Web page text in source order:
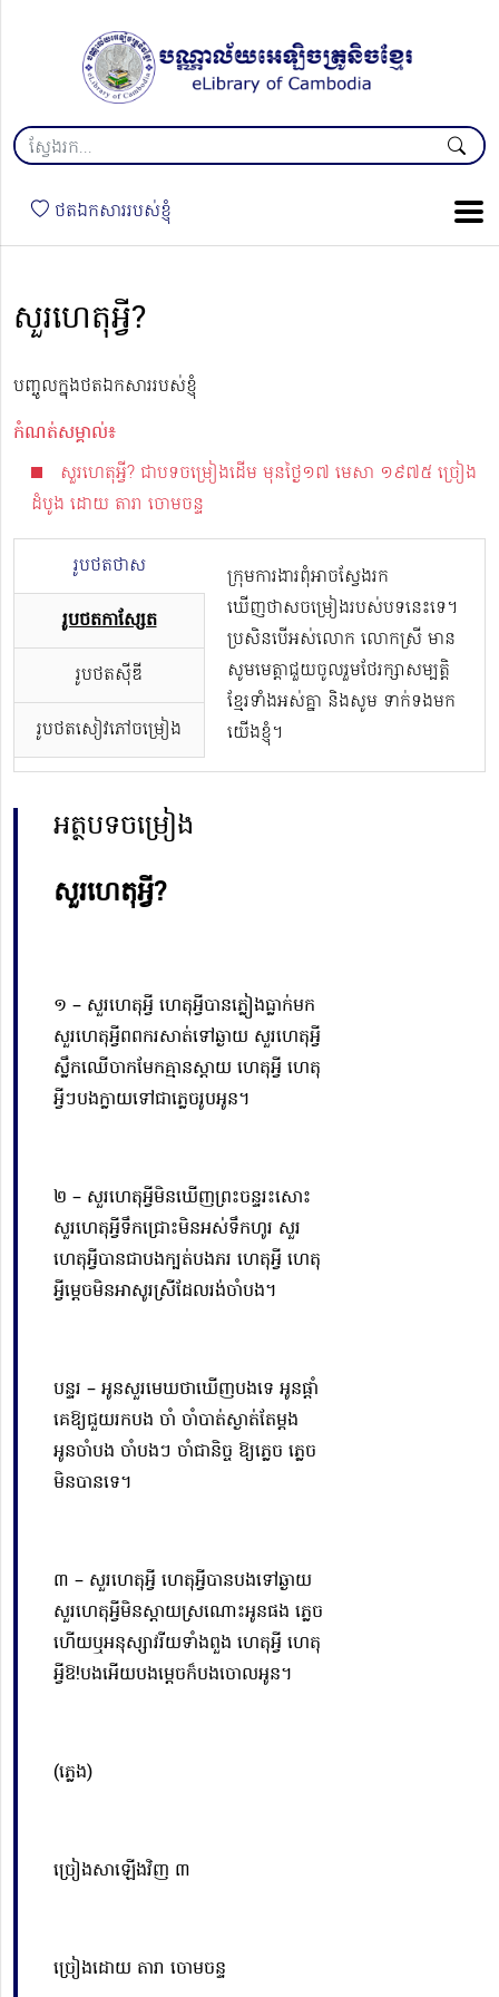
ថតឯកសាររបស់ខ្ញុំ
សួរហេតុអ្វី?
បញ្ចូលក្នុងថតឯកសាររបស់ខ្ញុំ
កំណត់សម្គាល់៖
សួរហេតុអ្វី? ជាបទចម្រៀងដើម មុនថ្ងៃ១៧ មេសា ១៩៧៥ ច្រៀង
ដំបូង ដោយ តារា ចោមចន្ទ
រូបថតថាស
រូបថតកាសែ្សត
រូបថតស៊ីឌី
រូបថតសៀវភៅចម្រៀង
ក្រុមការងារពុំអាចស្វែងរក
ឃើញថាសចម្រៀងរបស់បទនេះទេ។
ប្រសិនបើអស់លោក លោកស្រី មាន
សូមមេត្តាជួយចូលរួមថែរក្សាសម្បត្តិ
ខ្មែរទាំងអស់គ្នា និងសូម ទាក់ទងមក
យើងខ្ញុំ។
អត្ថបទចម្រៀង
សួរហេតុអ្វី?
១ – សួរហេតុអ្វី ហេតុអ្វីបានភ្លៀងធ្លាក់មក
សួរហេតុអ្វីពពករសាត់ទៅឆ្ងាយ សួរហេតុអ្វី
ស្លឹកឈើចាកមែកគ្មានស្តាយ ហេតុអ្វី ហេតុ
អ្វីៗបងក្លាយទៅជាភ្លេចរូបអូន​។
២ – សួរហេតុអ្វីមិនឃើញព្រះចន្ទរះសោះ
សួរហេតុអ្វីទឹកជ្រោះមិនអស់ទឹកហូរ សួរ
ហេតុអ្វីបានជាបងក្បត់បងភរ ហេតុអ្វី ហេតុ
អ្វីម្តេចមិនអាសូរស្រីដែលរង់ចាំបង។
បន្ទរ – អូនសួរមេឃថាឃើញបងទេ អូនផ្តាំ
គេឱ្យជួយរកបង ចាំ ចាំបាត់ស្ងាត់តែម្តង
អូនចាំបង ចាំបងៗ ចាំជានិច្ច ឱ្យភ្លេច ភ្លេច
មិនបានទេ។
៣ – សួរហេតុអ្វី ហេតុអ្វីបានបងទៅឆ្ងាយ
សួរហេតុអ្វីមិនស្តាយស្រណោះអូនផង ភ្លេច
ហើយឬអនុស្សាវរីយទាំងពួង ហេតុអ្វី ហេតុ
អ្វីឱ!បងអើយបងម្ដេចក៏បងចោលអូន។
(ភ្លេង)
ច្រៀងសាឡើងវិញ ៣
ច្រៀងដោយ តារា ចោមចន្ទ